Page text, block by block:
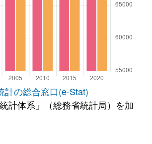
計の総合窓口(e-Stat)
計体系」（総務省統計局）を加